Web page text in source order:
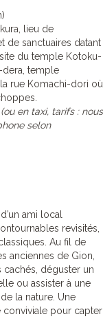
lieu de
de sanctuaires datant
du temple Kotoku-
dera, temple
rue Komachi-dori où
en taxi, tarifs : nous
selon
ami local
revisités,
Au fil de
anciennes de Gion,
déguster un
ou assister à une
la nature. Une
conviviale pour capter